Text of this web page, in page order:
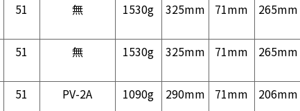
51 無 1530g 325mm 71mm 265mm
51 無 1530g 325mm 71mm 265mm
51 PV-2A 1090g 290mm 71mm 206mm